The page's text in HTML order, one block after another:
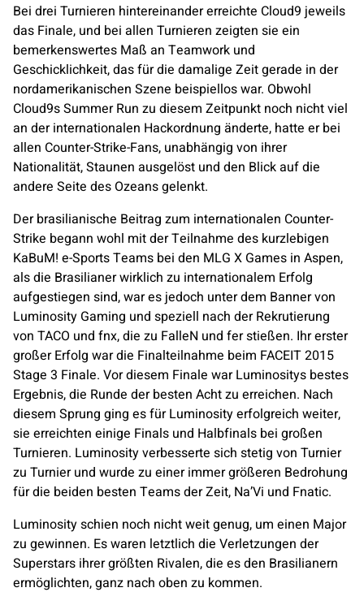
Bei drei Turnieren hintereinander erreichte Cloud9 jeweils
das Finale, und bei allen Turnieren zeigten sie ein
bemerkenswertes Maß an Teamwork und
Geschicklichkeit, das für die damalige Zeit gerade in der
nordamerikanischen Szene beispiellos war. Obwohl
Cloud9s Summer Run zu diesem Zeitpunkt noch nicht viel
an der internationalen Hackordnung änderte, hatte er bei
allen Counter-Strike-Fans, unabhängig von ihrer
Nationalität, Staunen ausgelöst und den Blick auf die
andere Seite des Ozeans gelenkt.
Der brasilianische Beitrag zum internationalen Counter-
Strike begann wohl mit der Teilnahme des kurzlebigen
KaBuM! e-Sports Teams bei den MLG X Games in Aspen,
als die Brasilianer wirklich zu internationalem Erfolg
aufgestiegen sind, war es jedoch unter dem Banner von
Luminosity Gaming und speziell nach der Rekrutierung
von TACO und fnx, die zu FalleN und fer stießen. Ihr erster
großer Erfolg war die Finalteilnahme beim FACEIT 2015
Stage 3 Finale. Vor diesem Finale warLuminositys bestes
Ergebnis, die Runde der besten Acht zu erreichen. Nach
diesem Sprung ging es fürLuminosityerfolgreich weiter,
sie erreichten einige Finals und Halbfinals bei großen
Turnieren. Luminosityverbesserte sich stetig von Turnier
zu Turnier und wurde zu einer immer größeren Bedrohung
für die beiden besten Teams der Zeit, Na’Vi und Fnatic.
Luminosityschien noch nicht weit genug, um einen Major
zu gewinnen. Es waren letztlich die Verletzungen der
Superstars ihrer größten Rivalen, die es den Brasilianern
ermöglichten, ganz nach oben zu kommen.